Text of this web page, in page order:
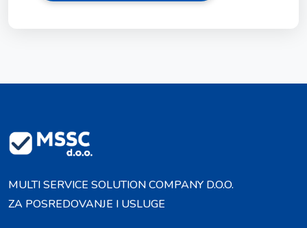
MULTI SERVICE SOLUTION COMPANY D.O.O.
ZA POSREDOVANJE I USLUGE